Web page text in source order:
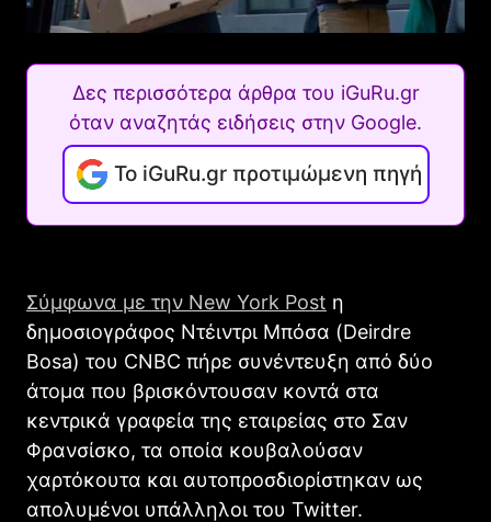
Δες περισσότερα άρθρα του iGuRu.gr
όταν αναζητάς ειδήσεις στην Google.
Το iGuRu.gr προτιμώμενη πηγή
Σύμφωνα με την New York Post η
δημοσιογράφος Ντέιντρι Μπόσα (Deirdre
Bosa) του CNBC πήρε συνέντευξη από δύο
άτομα που βρισκόντουσαν κοντά στα
κεντρικά γραφεία της εταιρείας στο Σαν
Φρανσίσκο, τα οποία κουβαλούσαν
χαρτόκουτα και αυτοπροσδιορίστηκαν ως
απολυμένοι υπάλληλοι του Twitter.